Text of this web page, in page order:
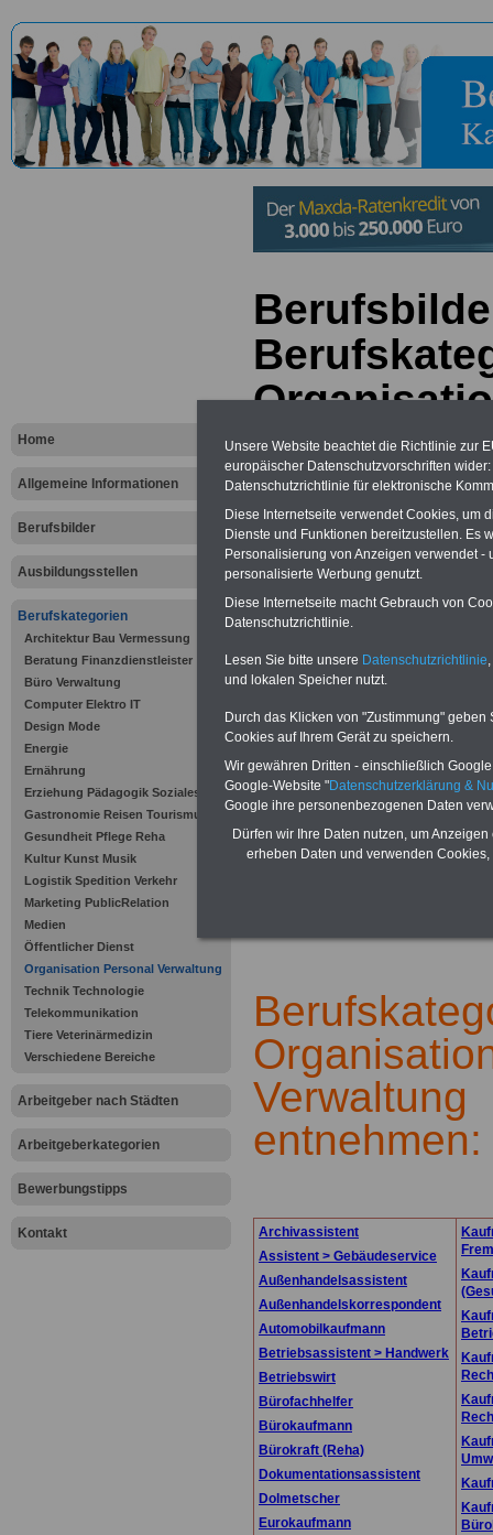
Home
Allgemeine Informationen
Berufsbilder
Ausbildungsstellen
Berufskategorien
Architektur Bau Vermessung
Beratung Finanzdienstleister
Büro Verwaltung
Computer Elektro IT
Design Mode
Energie
Ernährung
Erziehung Pädagogik Soziales
Gastronomie Reisen Tourismus
Gesundheit Pflege Reha
Kultur Kunst Musik
Logistik Spedition Verkehr
Marketing PublicRelation
Medien
Öffentlicher Dienst
Organisation Personal Verwaltung
Technik Technologie
Telekommunikation
Tiere Veterinärmedizin
Verschiedene Bereiche
Arbeitgeber nach Städten
Arbeitgeberkategorien
Bewerbungstipps
Kontakt
Verwaltung
öffentlichen Verwaltung >>>/
informationen/stellenportal-
Verwaltung
Archivassistent
Assistent > Gebäudeservice
Außenhandelsassistent
Außenhandelskorrespondent
Automobilkaufmann
Betriebsassistent > Handwerk
Betriebswirt
Bürofachhelfer
Bürokaufmann
Bürokraft (Reha)
Dokumentationsassistent
Dolmetscher
Eurokaufmann
Unsere Website beachtet die Richtlinie zur
europäischer Datenschutzvorschriften
Datenschutzrichtlinie für elektronische
Diese Internetseite verwendet Cookies, um
Dienste und Funktionen bereitzustellen. Es
Personalisierung von Anzeigen verwendet
personalisierte Werbung genutzt.
Diese Internetseite macht Gebrauch von
Datenschutzrichtlinie.
Lesen Sie bitte unsere Datenschutzrichtlinie
und lokalen Speicher nutzt.
Durch das Klicken von "Zustimmung"
Cookies auf Ihrem Gerät zu speichern.
Wir gewähren Dritten - einschließlich
Google-Website "Datenschutzerklärung &
Google ihre personenbezogenen Daten
Dürfen wir Ihre Daten nutzen, um
erheben Daten und verwenden